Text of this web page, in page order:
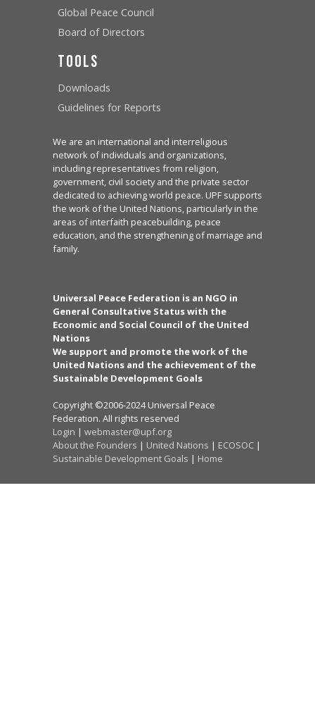
Global Peace Council
Board of Directors
Tools
Downloads
Guidelines for Reports
We are an international and interreligious
network of individuals and organizations,
including representatives from religion,
government, civil society and the private sector
dedicated to achieving world peace. UPF supports
the work of the United Nations, particularly in the
areas of interfaith peacebuilding, peace
education, and the strengthening of marriage and
family.
Universal Peace Federation is an NGO in
General Consultative Status with the
Economic and Social Council of the United
Nations
We support and promote the work of the
United Nations and the achievement of the
Sustainable Development Goals
Copyright ©2006-2024 Universal Peace
Federation. All rights reserved
Login | webmaster@upf.org
About the Founders | United Nations | ECOSOC |
Sustainable Development Goals | Home